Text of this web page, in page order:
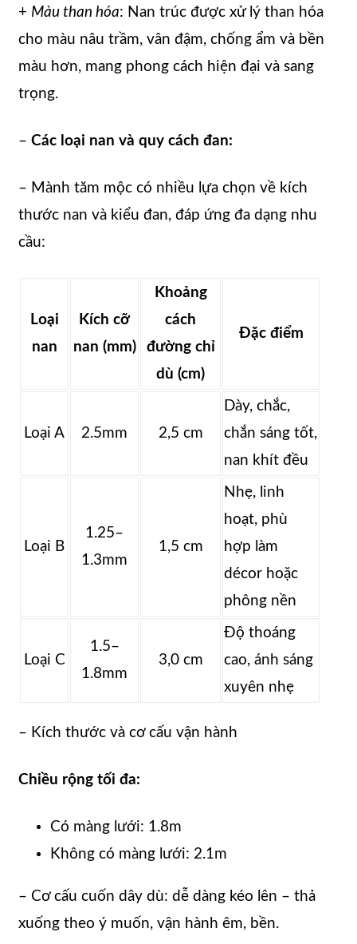
+ Màu than hóa: Nan trúc được xử lý than hóa
cho màu nâu trầm, vân đậm, chống ẩm và bền
màu hơn, mang phong cách hiện đại và sang
trọng.
– Các loại nan và quy cách đan:
– Mành tăm mộc có nhiều lựa chọn về kích
thước nan và kiểu đan, đáp ứng đa dạng nhu
cầu:
Loại
nan
Kích cỡ
nan (mm)
Khoảng
cách
đường chỉ
dù (cm)
Đặc điểm
Loại A 2.5mm 2,5 cm
Dày, chắc,
chắn sáng tốt,
nan khít đều
Loại B
1.25–
1.3mm
1,5 cm
Nhẹ, linh
hoạt, phù
hợp làm
décor hoặc
phông nền
Loại C
1.5–
1.8mm
3,0 cm
Độ thoáng
cao, ánh sáng
xuyên nhẹ
– Kích thước và cơ cấu vận hành
Chiều rộng tối đa:
Có màng lưới: 1.8m
Không có màng lưới: 2.1m
– Cơ cấu cuốn dây dù: dễ dàng kéo lên – thả
xuống theo ý muốn, vận hành êm, bền.